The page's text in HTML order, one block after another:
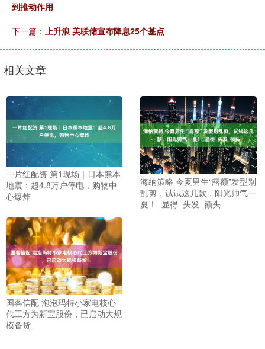
到推动作用
下一篇： 上升浪 美联储宣布降息25个基点
相关文章
一片红配资 第1现场｜日本熊本
地震：超4.8万户停电，购物中
心爆炸
海纳策略 今夏男生“露额”发型别
乱剪，试试这几款，阳光帅气一
夏！_显得_头发_额头
国客信配 泡泡玛特小家电核心
代工方为新宝股份，已启动大规
模备货